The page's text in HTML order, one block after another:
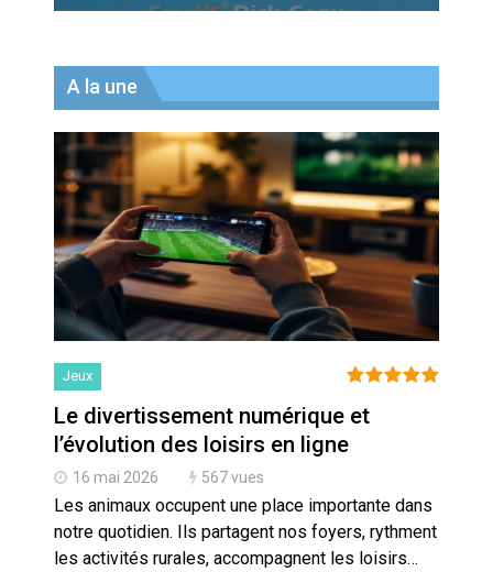
A la une
Jeux
Le divertissement numérique et
l’évolution des loisirs en ligne
16 mai 2026 567 vues
Les animaux occupent une place importante dans
notre quotidien. Ils partagent nos foyers, rythment
les activités rurales, accompagnent les loisirs…